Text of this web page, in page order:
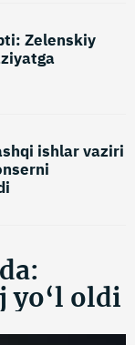
Zelenskiy
ishlar vaziri
yo‘l oldi